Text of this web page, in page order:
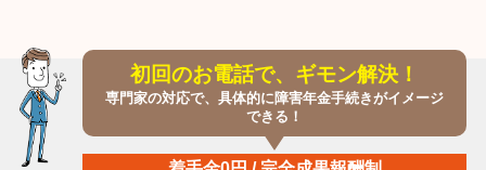
初回のお電話で、ギモン解決！
専門家の対応で、具体的に障害年金手続きがイメージ
できる！